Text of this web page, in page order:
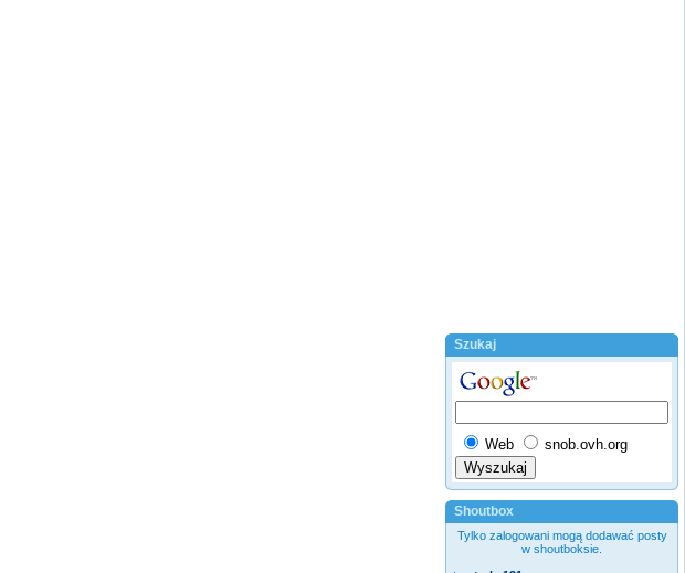
Szukaj
Web snob.ovh.org
Shoutbox
Tylko zalogowani mogą dodawać posty
w shoutboksie.